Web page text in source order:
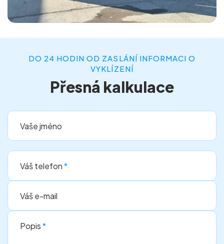
DO 24 HODIN OD ZASLÁNÍ INFORMACI O
VYKLÍZENÍ
Přesná kalkulace
Vaše jméno
Váš telefon*
Váš e-mail
Popis*